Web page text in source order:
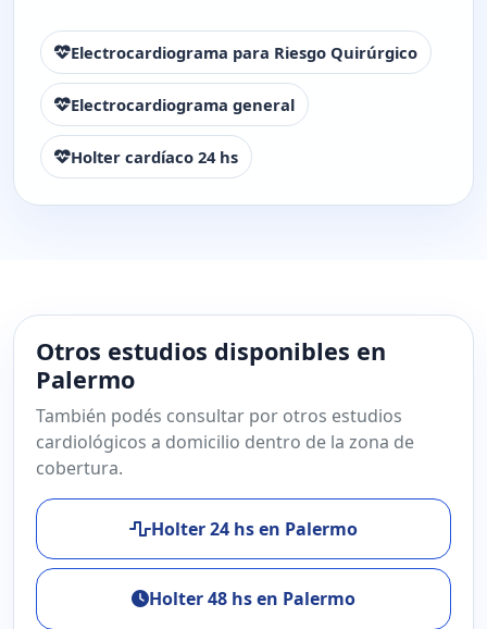
Electrocardiograma para Riesgo Quirúrgico
Electrocardiograma general
Holter cardíaco 24 hs
Otros estudios disponibles en
Palermo
También podés consultar por otros estudios
cardiológicos a domicilio dentro de la zona de
cobertura.
Holter 24 hs en Palermo
Holter 48 hs en Palermo